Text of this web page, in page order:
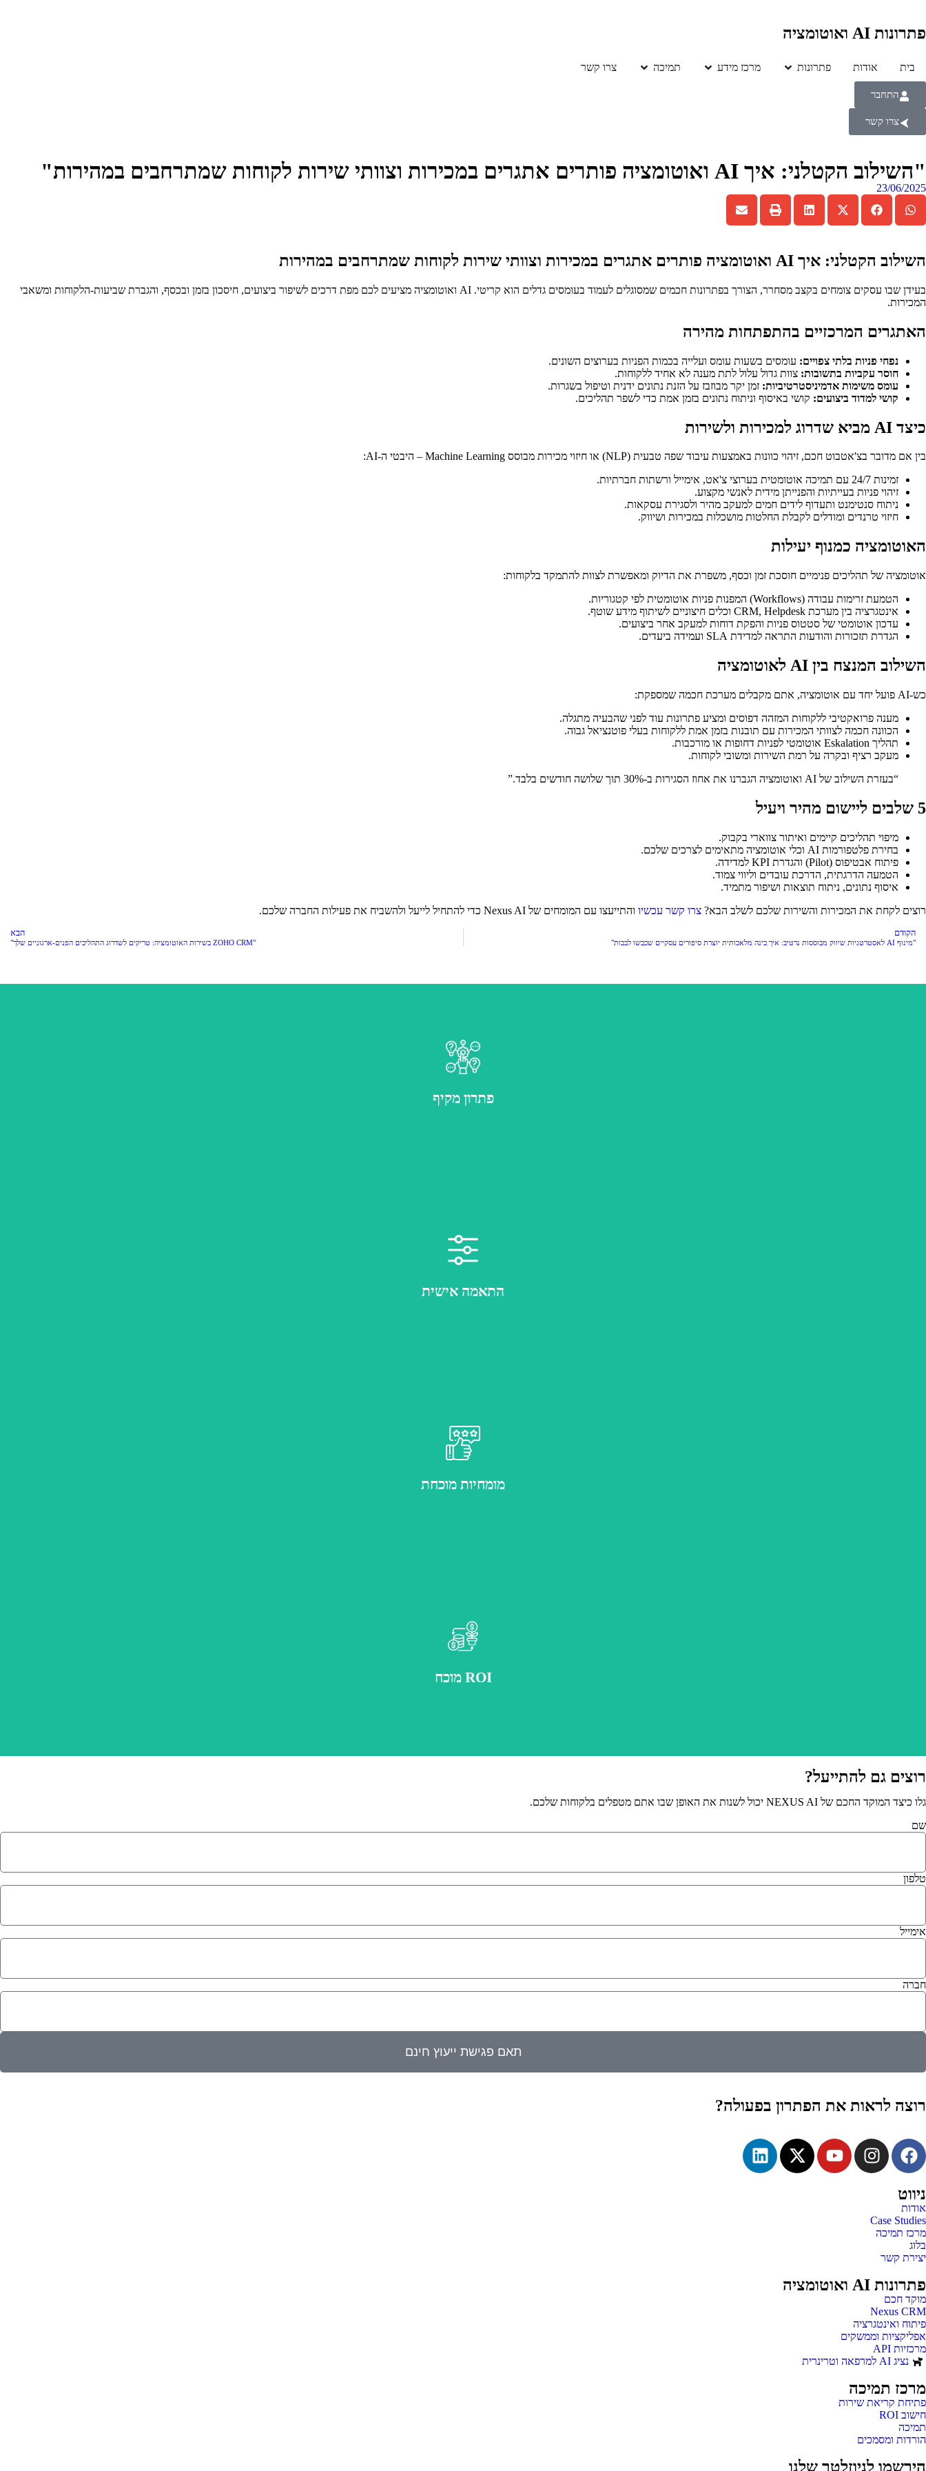
פתרונות AI ואוטומציה
בית אודות פתרונות מרכז מידע תמיכה צרו קשר
התחבר
צרו קשר
"השילוב הקטלני: איך AI ואוטומציה פותרים אתגרים במכירות וצוותי שירות לקוחות שמתרחבים במהירות"
23/06/2025
השילוב הקטלני: איך AI ואוטומציה פותרים אתגרים במכירות וצוותי שירות לקוחות שמתרחבים במהירות
בעידן שבו עסקים צומחים בקצב מסחרר, הצורך בפתרונות חכמים שמסוגלים לעמוד בעומסים גדלים הוא קריטי. AI ואוטומציה מציעים לכם מפת דרכים לשיפור ביצועים, חיסכון בזמן ובכסף, והגברת שביעות-הלקוחות ומשאבי
המכירות.
האתגרים המרכזיים בהתפתחות מהירה
נפחי פניות בלתי צפויים: עומסים בשעות עומס ועלייה בכמות הפניות בערוצים השונים.
חוסר עקביות בתשובות: צוות גדול עלול לתת מענה לא אחיד ללקוחות.
עומס משימות אדמיניסטרטיביות: זמן יקר מבוזבז על הזנת נתונים ידנית וטיפול בשגרות.
קושי למדוד ביצועים: קושי באיסוף וניתוח נתונים בזמן אמת כדי לשפר תהליכים.
כיצד AI מביא שדרוג למכירות ולשירות
בין אם מדובר בצ'אטבוט חכם, זיהוי כוונות באמצעות עיבוד שפה טבעית (NLP) או חיזוי מכירות מבוסס Machine Learning – היבטי ה-AI:
זמינות 24/7 עם תמיכה אוטומטית בערוצי צ'אט, אימייל ורשתות חברתיות.
זיהוי פניות בעייתיות והפנייתן מידית לאנשי מקצוע.
ניתוח סנטימנט ותעדוף לידים חמים למעקב מהיר ולסגירת עסקאות.
חיזוי טרנדים ומודלים לקבלת החלטות מושכלות במכירות ושיווק.
האוטומציה כמנוף יעילות
אוטומציה של תהליכים פנימיים חוסכת זמן וכסף, משפרת את הדיוק ומאפשרת לצוות להתמקד בלקוחות:
הטמעת זרימות עבודה (Workflows) המפנות פניות אוטומטית לפי קטגוריות.
אינטגרציה בין מערכת CRM, Helpdesk וכלים חיצוניים לשיתוף מידע שוטף.
עדכון אוטומטי של סטטוס פניות והפקת דוחות למעקב אחר ביצועים.
הגדרת תזכורות והודעות התראה למדידת SLA ועמידה ביעדים.
השילוב המנצח בין AI לאוטומציה
כש-AI פועל יחד עם אוטומציה, אתם מקבלים מערכת חכמה שמספקת:
מענה פרואקטיבי ללקוחות המזהה דפוסים ומציע פתרונות עוד לפני שהבעיה מתגלה.
הכוונה חכמה לצוותי המכירות עם תובנות בזמן אמת ללקוחות בעלי פוטנציאל גבוה.
תהליך Eskalation אוטומטי לפניות דחופות או מורכבות.
מעקב רציף ובקרה על רמת השירות ומשובי לקוחות.
“בעזרת השילוב של AI ואוטומציה הגברנו את אחוז הסגירות ב-30% תוך שלושה חודשים בלבד.”
5 שלבים ליישום מהיר ויעיל
מיפוי תהליכים קיימים ואיתור צווארי בקבוק.
בחירת פלטפורמות AI וכלי אוטומציה מתאימים לצרכים שלכם.
פיתוח אבטיפוס (Pilot) והגדרת KPI למדידה.
הטמעה הדרגתית, הדרכת עובדים וליווי צמוד.
איסוף נתונים, ניתוח תוצאות ושיפור מתמיד.
רוצים לקחת את המכירות והשירות שלכם לשלב הבא? צרו קשר עכשיו והתייעצו עם המומחים של Nexus AI כדי להתחיל לייעל ולהשביח את פעילות החברה שלכם.
הקודם
"מינוף AI לאסטרטגיות שיווק מבוססות נרטיב: איך בינה מלאכותית יוצרת סיפורים עסקיים שכבשו לבבות"
הבא
"ZOHO CRM בשירות האוטומציה: טריקים לשדרוג התהליכים הפנים-ארגוניים שלך"
פתרון מקיף
התאמה אישית
מומחיות מוכחת
ROI מוכח
רוצים גם להתייעל?
גלו כיצד המוקד החכם של NEXUS AI יכול לשנות את האופן שבו אתם מטפלים בלקוחות שלכם.
שם
טלפון
אימייל
חברה
תאם פגישת ייעוץ חינם
רוצה לראות את הפתרון בפעולה?
ניווט
אודות
Case Studies
מרכז תמיכה
בלוג
יצירת קשר
פתרונות AI ואוטומציה
מוקד חכם
Nexus CRM
פיתוח ואינטגרציה
אפליקציות וממשקים
מרכזיות API
נציג AI למרפאה וטרינרית
מרכז תמיכה
פתיחת קריאת שירות
חישוב ROI
תמיכה
הורדות ומסמכים
הירשמו לניוזלטר שלנו